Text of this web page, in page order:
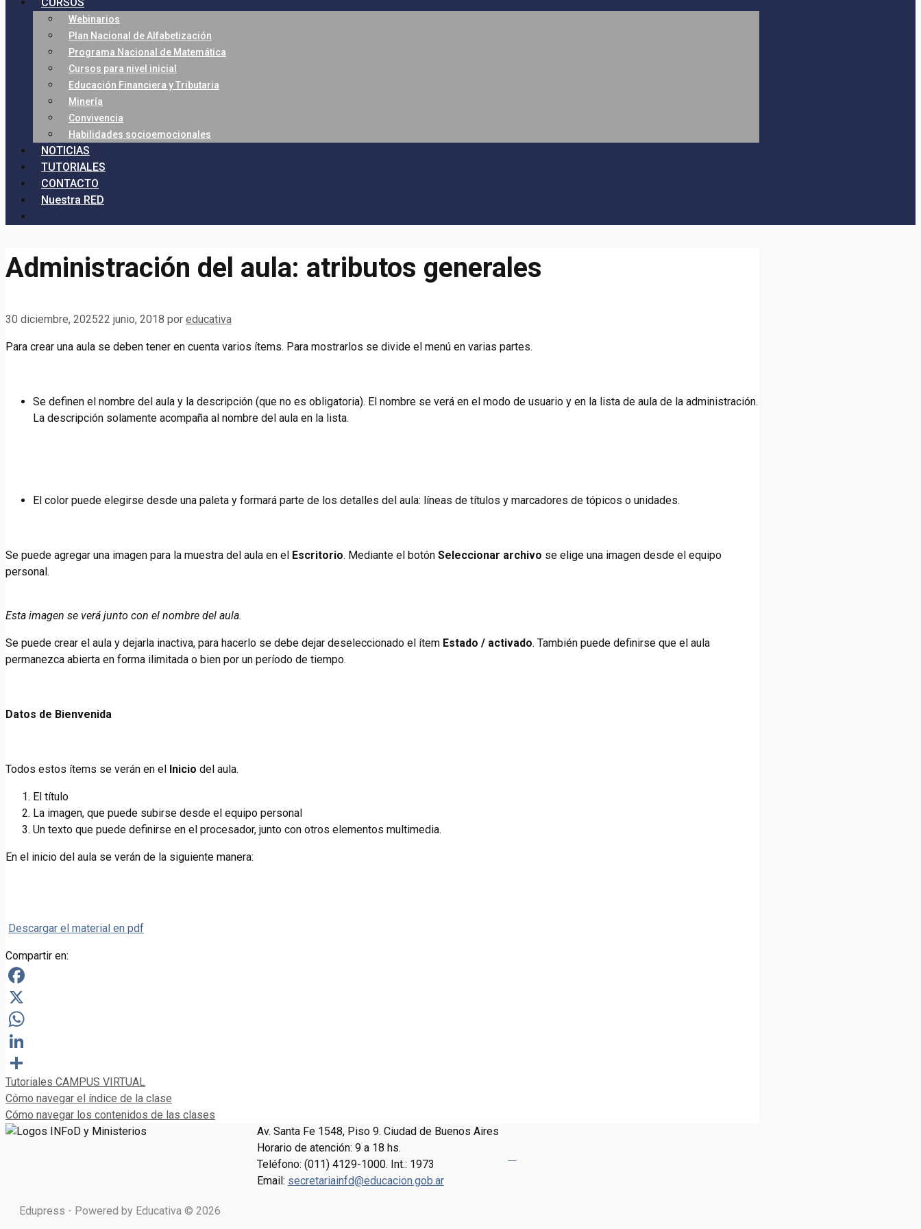
Webinarios
Plan Nacional de Alfabetización
Programa Nacional de Matemática
Cursos para nivel inicial
Educación Financiera y Tributaria
Minería
Convivencia
Habilidades socioemocionales
NOTICIAS
TUTORIALES
CONTACTO
Nuestra RED
Administración del aula: atributos generales
30 diciembre, 202522 junio, 2018 por educativa
Para crear una aula se deben tener en cuenta varios ítems. Para mostrarlos se divide el menú en varias partes.
Se definen el nombre del aula y la descripción (que no es obligatoria). El nombre se verá en el modo de usuario y en la lista de aula de la administración.
La descripción solamente acompaña al nombre del aula en la lista.
El color puede elegirse desde una paleta y formará parte de los detalles del aula: líneas de títulos y marcadores de tópicos o unidades.
Se puede agregar una imagen para la muestra del aula en el Escritorio. Mediante el botón Seleccionar archivo se elige una imagen desde el equipo
personal.
Esta imagen se verá junto con el nombre del aula.
Se puede crear el aula y dejarla inactiva, para hacerlo se debe dejar deseleccionado el ítem Estado / activado. También puede definirse que el aula
permanezca abierta en forma ilimitada o bien por un período de tiempo.
Datos de Bienvenida
Todos estos ítems se verán en el Inicio del aula.
El título
La imagen, que puede subirse desde el equipo personal
Un texto que puede definirse en el procesador, junto con otros elementos multimedia.
En el inicio del aula se verán de la siguiente manera:
Descargar el material en pdf
Compartir en:
Facebook
X
WhatsApp
LinkedIn
Compartir
Categorías
Tutoriales CAMPUS VIRTUAL
Cómo navegar el índice de la clase
Cómo navegar los contenidos de las clases
Av. Santa Fe 1548, Piso 9. Ciudad de Buenos Aires
Horario de atención: 9 a 18 hs.
Teléfono: (011) 4129-1000. Int.: 1973
Email: secretariainfd@educacion.gob.ar
Edupress - Powered by Educativa © 2026